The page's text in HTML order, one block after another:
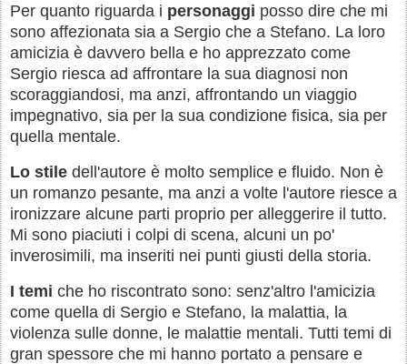
Per quanto riguarda i personaggi posso dire che mi
sono affezionata sia a Sergio che a Stefano. La loro
amicizia è davvero bella e ho apprezzato come
Sergio riesca ad affrontare la sua diagnosi non
scoraggiandosi, ma anzi, affrontando un viaggio
impegnativo, sia per la sua condizione fisica, sia per
quella mentale.
Lo stile dell'autore è molto semplice e fluido. Non è
un romanzo pesante, ma anzi a volte l'autore riesce a
ironizzare alcune parti proprio per alleggerire il tutto.
Mi sono piaciuti i colpi di scena, alcuni un po'
inverosimili, ma inseriti nei punti giusti della storia.
I temi che ho riscontrato sono: senz'altro l'amicizia
come quella di Sergio e Stefano, la malattia, la
violenza sulle donne, le malattie mentali. Tutti temi di
gran spessore che mi hanno portato a pensare e